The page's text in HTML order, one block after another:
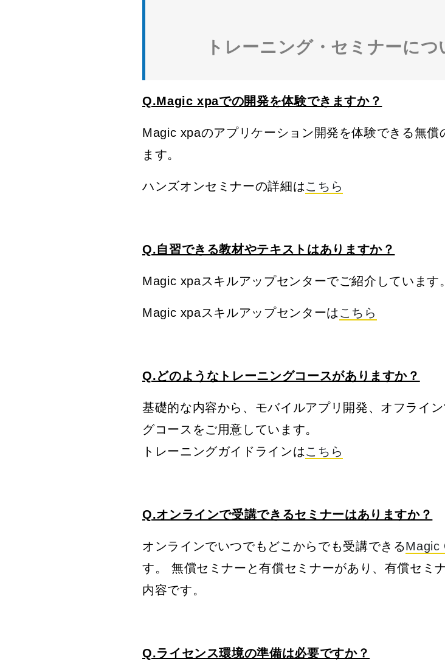
トレーニング・セミナーにつ
Q.Magic xpaでの開発を体験できますか？
Magic xpaのアプリケーション開発を体験できる無
ます。
ハンズオンセミナーの詳細はこちら
Q.自習できる教材やテキストはありますか？
Magic xpaスキルアップセンターでご紹介しています。
Magic xpaスキルアップセンターは こちら
Q.どのようなトレーニングコースがありますか？
基礎的な内容から、モバイルアプリ開発、オフライ
グコースをご用意しています。
トレーニングガイドラインはこちら
Q.オンラインで受講できるセミナーはありますか？
オンラインでいつでもどこからでも受講できるMagic
す。 無償セミナーと有償セミナーがあり、有償セミ
内容です。
Q.ライセンス環境の準備は必要ですか？